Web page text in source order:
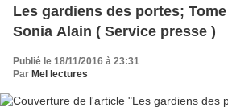
Les gardiens des portes;
Sonia Alain ( Service presse )
Publié le 18/11/2016 à 23:31
Par Mel lectures